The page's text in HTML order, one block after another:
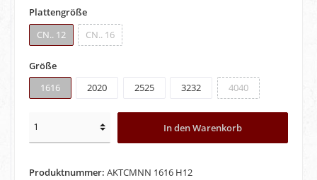
Plattengröße
CN.. 12
CN.. 16
Größe
1616
2020 2525 3232 4040
In den Warenkorb
Produktnummer: AKTCMNN 1616 H12